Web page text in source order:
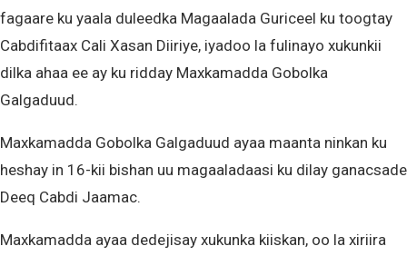
fagaare ku yaala duleedka Magaalada Guriceel ku toogtay
Cabdifitaax Cali Xasan Diiriye, iyadoo la fulinayo xukunkii
dilka ahaa ee ay ku ridday Maxkamadda Gobolka
Galgaduud.
Maxkamadda Gobolka Galgaduud ayaa maanta ninkan ku
heshay in 16-kii bishan uu magaaladaasi ku dilay ganacsade
Deeq Cabdi Jaamac.
Maxkamadda ayaa dedejisay xukunka kiiskan, oo la xiriira